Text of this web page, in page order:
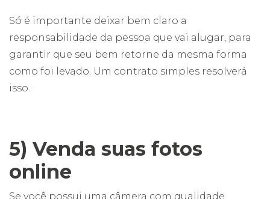
Só é importante deixar bem claro a
responsabilidade da pessoa que vai alugar, para
garantir que seu bem retorne da mesma forma
como foi levado. Um contrato simples resolverá
isso.
5) Venda suas fotos
online
Se você possui uma câmera com qualidade